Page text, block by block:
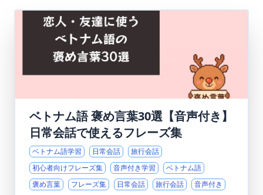
ベトナム語 褒め言葉30選【音声付き】
日常会話で使えるフレーズ集
ベトナム語学習 日常会話
旅行会話
初心者向けフレーズ集
音声付き学習
ベトナム語
褒め言葉
フレーズ集 日常会話 旅行会話
音声付き